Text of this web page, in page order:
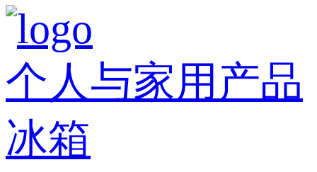
个人与家用产品
冰箱